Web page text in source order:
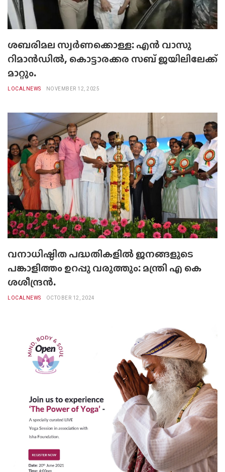
ശബരിമല സ്വർണക്കൊള്ള: എൻ വാസു
റിമാൻഡിൽ, കൊട്ടാരക്കര സബ് ജയിലിലേക്ക്
മാറ്റും.
LOCALNEWS NOVEMBER 12, 2025
വനാധിഷ്ഠിത പദ്ധതികളിൽ ജനങ്ങളുടെ
പങ്കാളിത്തം ഉറപ്പു വരുത്തും: മന്ത്രി എ കെ
ശശീന്ദ്രന്‍.
LOCALNEWS OCTOBER 12, 2024